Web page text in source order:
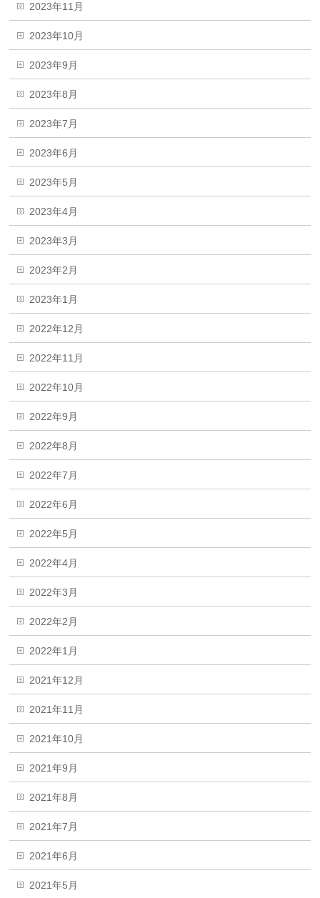
2023年11月
2023年10月
2023年9月
2023年8月
2023年7月
2023年6月
2023年5月
2023年4月
2023年3月
2023年2月
2023年1月
2022年12月
2022年11月
2022年10月
2022年9月
2022年8月
2022年7月
2022年6月
2022年5月
2022年4月
2022年3月
2022年2月
2022年1月
2021年12月
2021年11月
2021年10月
2021年9月
2021年8月
2021年7月
2021年6月
2021年5月